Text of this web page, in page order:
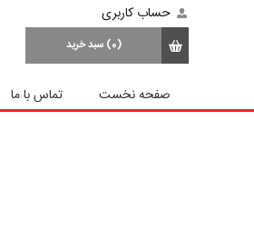
حساب کاربری
(0) سبد خرید
صفحه نخست تماس با ما